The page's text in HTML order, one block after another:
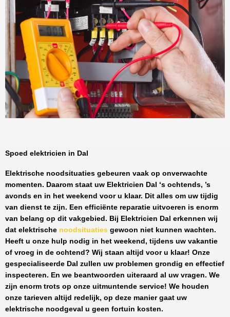
Spoed elektricien in Dal
Elektrische noodsituaties gebeuren vaak op onverwachte
momenten. Daarom staat uw Elektricien Dal ‘s ochtends, ’s
avonds en in het weekend voor u klaar. Dit alles om uw tijdig
van dienst te zijn. Een efficiënte reparatie uitvoeren is enorm
van belang op dit vakgebied. Bij Elektricien Dal erkennen wij
dat elektrische noodsituaties gewoon niet kunnen wachten.
Heeft u onze hulp nodig in het weekend, tijdens uw vakantie
of vroeg in de ochtend? Wij staan altijd voor u klaar! Onze
gespecialiseerde Dal zullen uw problemen grondig en effectief
inspecteren. En we beantwoorden uiteraard al uw vragen. We
zijn enorm trots op onze uitmuntende service! We houden
onze tarieven altijd redelijk, op deze manier gaat uw
elektrische noodgeval u geen fortuin kosten.